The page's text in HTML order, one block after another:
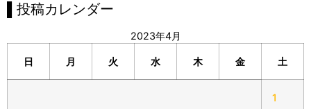
▌投稿カレンダー
2023年4月
日 月 火 水 木 金 土
1